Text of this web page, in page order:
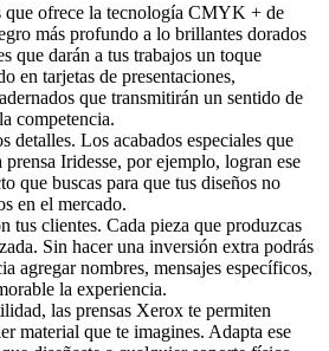
que ofrece la tecnología CMYK + de
más profundo a lo brillantes dorados
que darán a tus trabajos un toque
en tarjetas de presentaciones,
que transmitirán un sentido de
competencia.
detalles. Los acabados especiales que
prensa Iridesse, por ejemplo, logran ese
que buscas para que tus diseños no
en el mercado.
tus clientes. Cada pieza que produzcas
Sin hacer una inversión extra podrás
agregar nombres, mensajes específicos,
la experiencia.
las prensas Xerox te permiten
material que te imagines. Adapta ese